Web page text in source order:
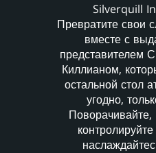
Silverquill
Превратите свои
вместе с
представителем
Киллианом,
остальной стол
угодно,
Поворачивайте,